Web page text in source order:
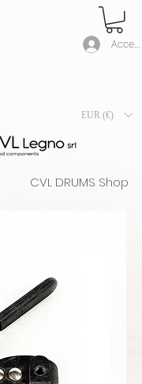
Accedi
EUR (€)
CVL DRUMS Shop